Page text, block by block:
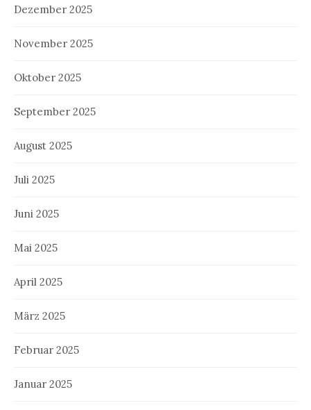
Dezember 2025
November 2025
Oktober 2025
September 2025
August 2025
Juli 2025
Juni 2025
Mai 2025
April 2025
März 2025
Februar 2025
Januar 2025